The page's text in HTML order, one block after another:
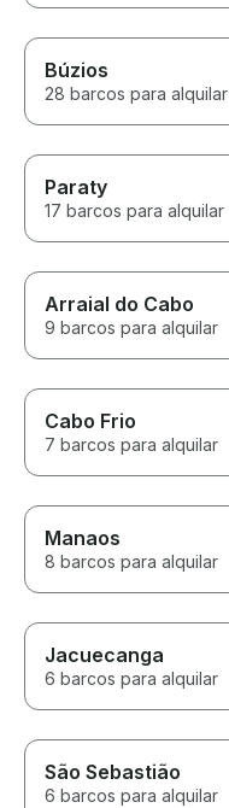
Búzios
28 barcos para alquilar
Paraty
17 barcos para alquilar
Arraial do Cabo
9 barcos para alquilar
Cabo Frio
7 barcos para alquilar
Manaos
8 barcos para alquilar
Jacuecanga
6 barcos para alquilar
São Sebastião
6 barcos para alquilar